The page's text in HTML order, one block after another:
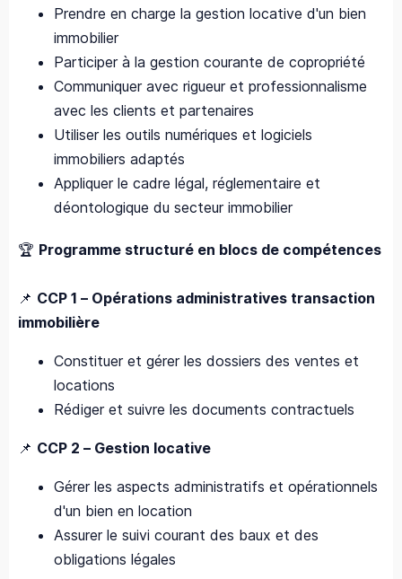
Prendre en charge la gestion locative d'un bien
immobilier
Participer à la gestion courante de copropriété
Communiquer avec rigueur et professionnalisme
avec les clients et partenaires
Utiliser les outils numériques et logiciels
immobiliers adaptés
Appliquer le cadre légal, réglementaire et
déontologique du secteur immobilier
🏆 Programme structuré en blocs de compétences
📌 CCP 1 – Opérations administratives transaction
immobilière
Constituer et gérer les dossiers des ventes et
locations
Rédiger et suivre les documents contractuels
📌 CCP 2 – Gestion locative
Gérer les aspects administratifs et opérationnels
d'un bien en location
Assurer le suivi courant des baux et des
obligations légales